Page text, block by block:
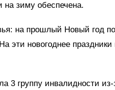
на зиму обеспечена.
на прошлый Новый год
эти новогоднее
3 группу инвалидности